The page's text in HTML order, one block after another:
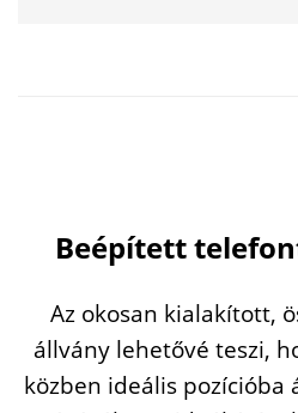
Beépített
Az okosan kialakított,
állvány lehetővé teszi,
közben ideális pozícióba